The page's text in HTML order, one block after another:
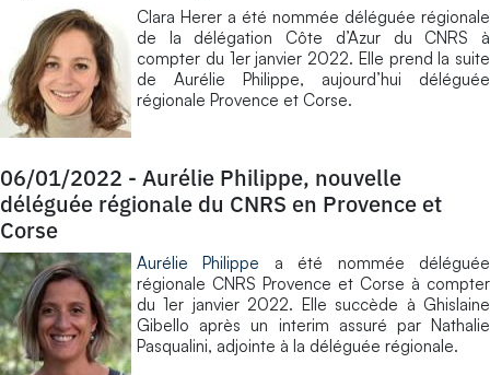
Clara Herer a été nommée déléguée régionale
de la délégation Côte d’Azur du CNRS à
compter du 1er janvier 2022. Elle prend la suite
de Aurélie Philippe, aujourd’hui déléguée
régionale Provence et Corse.
06/01/2022 - Aurélie Philippe, nouvelle
déléguée régionale du CNRS en Provence et
Corse
Aurélie Philippe a été nommée déléguée
régionale CNRS Provence et Corse à compter
du 1er janvier 2022. Elle succède à Ghislaine
Gibello après un interim assuré par Nathalie
Pasqualini, adjointe à la déléguée régionale.